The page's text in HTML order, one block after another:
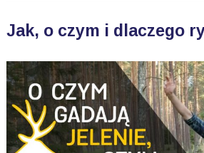
Jak, o czym i dlaczego